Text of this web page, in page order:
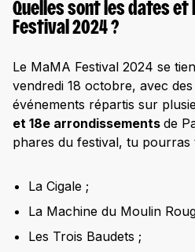
Quelles sont les dates et
Festival 2024 ?
Le MaMA Festival 2024 se
vendredi 18 octobre, avec
événements répartis sur
et 18e arrondissements de
phares du festival, tu pourras
La Cigale ;
La Machine du Moulin
Les Trois Baudets ;